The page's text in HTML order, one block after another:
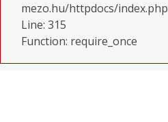
mezo.hu/httpdocs/index.php
Line: 315
Function: require_once